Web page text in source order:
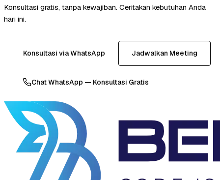
Konsultasi gratis, tanpa kewajiban. Ceritakan kebutuhan Anda
hari ini.
Konsultasi via WhatsApp Jadwalkan Meeting
Chat WhatsApp — Konsultasi Gratis